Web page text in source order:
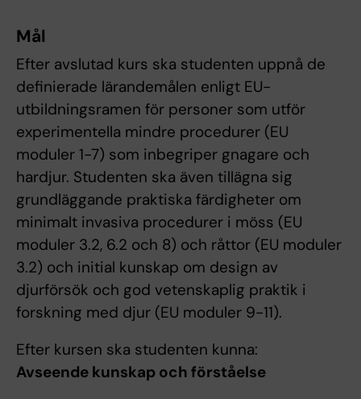
Mål
Efter avslutad kurs ska studenten uppnå de
definierade lärandemålen enligt EU-
utbildningsramen för personer som utför
experimentella mindre procedurer (EU
moduler 1-7) som inbegriper gnagare och
hardjur. Studenten ska även tillägna sig
grundläggande praktiska färdigheter om
minimalt invasiva procedurer i möss (EU
moduler 3.2, 6.2 och 8) och råttor (EU moduler
3.2) och initial kunskap om design av
djurförsök och god vetenskaplig praktik i
forskning med djur (EU moduler 9-11).
Efter kursen ska studenten kunna:
Avseende kunskap och förståelse